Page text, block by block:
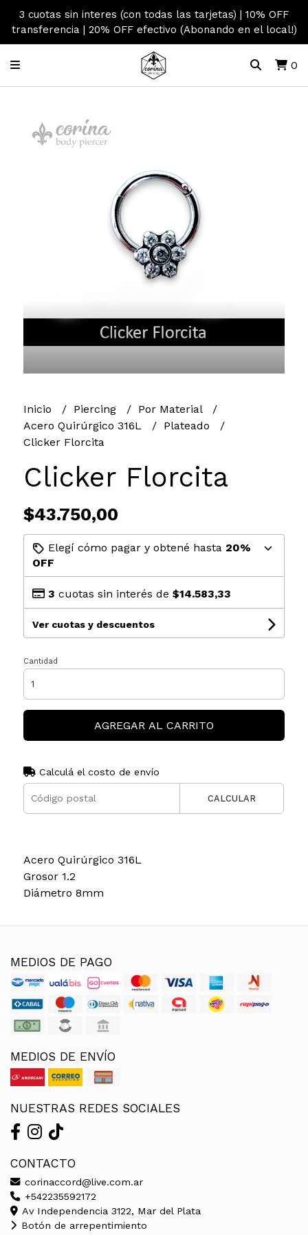
3 cuotas sin interes (con todas las tarjetas) | 10% OFF
transferencia | 20% OFF efectivo (Abonando en el local!)
0
Inicio Piercing
Por Material
Acero Quirúrgico 316L
Plateado
Clicker Florcita
Clicker Florcita
$43.750,00
Elegí cómo pagar y obtené hasta 20%
OFF
3 cuotas sin interés de $14.583,33
Ver cuotas y descuentos
Cantidad
AGREGAR AL CARRITO
Calculá el costo de envío
CALCULAR
Acero Quirúrgico 316L
Grosor 1.2
Diámetro 8mm
MEDIOS DE PAGO
MEDIOS DE ENVÍO
NUESTRAS REDES SOCIALES
CONTACTO
corinaccord@live.com.ar
+542235592172
Av Independencia 3122, Mar del Plata
Botón de arrepentimiento